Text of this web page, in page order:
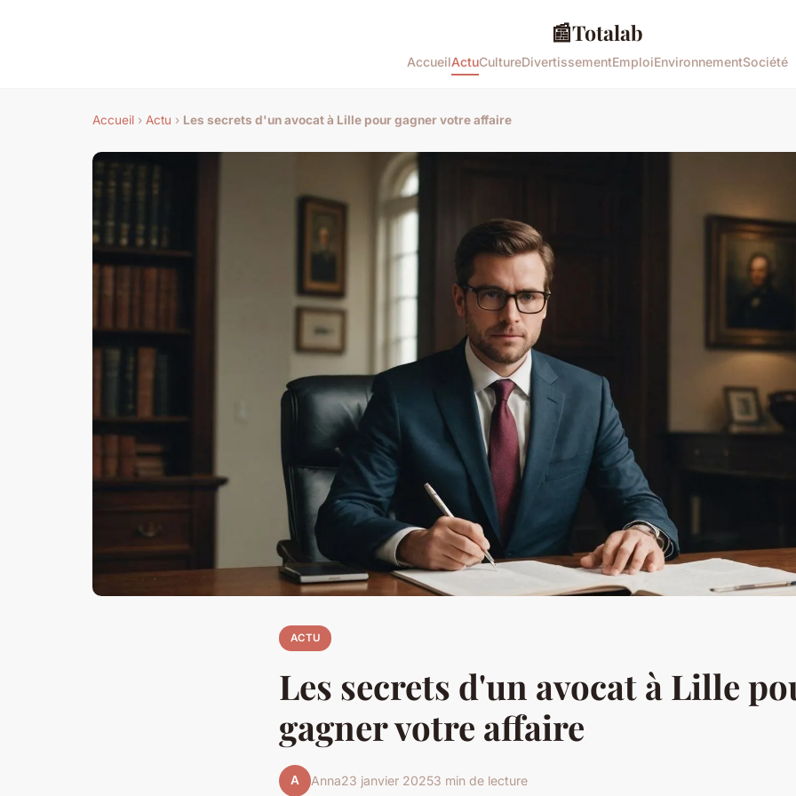
📰Totalab
AccueilActuCultureDivertissementEmploiEnvironnementSociété
Accueil › Actu › Les secrets d'un avocat à Lille pour gagner votre affaire
ACTU
Les secrets d'un avocat à Lille
gagner votre affaire
A Anna23 janvier 20253 min de lecture